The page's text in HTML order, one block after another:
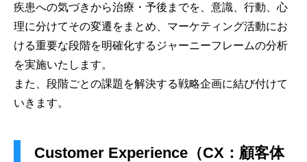
疾患への気づきから治療・予後までを、意識、行動、心
理に分けてその変遷をまとめ、マーケティング活動にお
ける重要な段階を明確化するジャーニーフレームの分析
を実施いたします。
また、段階ごとの課題を解決する戦略企画に結び付けて
いきます。
Customer Experience（CX：顧客体